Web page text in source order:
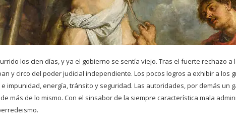
los cien días, y ya el gobierno se sentía viejo. Tras el fuerte rechazo a
y circo del poder judicial independiente. Los pocos logros a exhibir a los
impunidad, energía, tránsito y seguridad. Las autoridades, por demás un
más de lo mismo. Con el sinsabor de la siempre característica mala